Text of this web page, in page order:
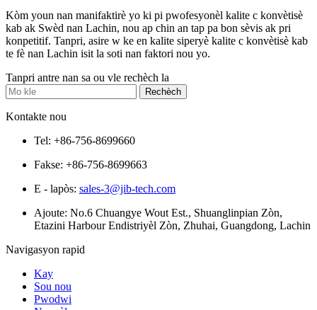
Kòm youn nan manifaktirè yo ki pi pwofesyonèl kalite c konvètisè
kab ak Swèd nan Lachin, nou ap chin an tap pa bon sèvis ak pri
konpetitif. Tanpri, asire w ke en kalite siperyè kalite c konvètisè kab
te fè nan Lachin isit la soti nan faktori nou yo.
Tanpri antre nan sa ou vle rechèch la
Kontakte nou
Tel: +86-756-8699660
Fakse: +86-756-8699663
E - lapòs: sales-3@jib-tech.com
Ajoute: No.6 Chuangye Wout Est., Shuanglinpian Zòn,
Etazini Harbour Endistriyèl Zòn, Zhuhai, Guangdong, Lachin
Navigasyon rapid
Kay
Sou nou
Pwodwi